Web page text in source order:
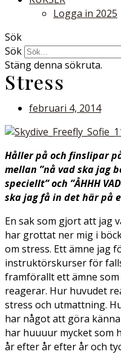
Logga in 2025
Sök
Sök
Stäng denna sökruta.
Stress
februari 4, 2014
Håller på och finslipar
mellan ”nå vad ska jag
speciellt” och ”ÅHHH
ska jag få in det här på
En sak som gjort att jag
har grottat ner mig i
om stress. Ett ämne jag
instruktörskurser för
framförallt ett ämne
reagerar. Hur huvudet
stress och utmattning.
har något att göra
har huuuur mycket som
år efter år efter år och